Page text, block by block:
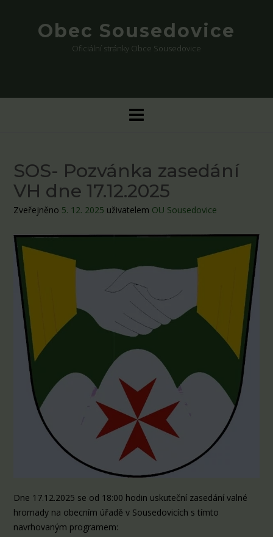
Obec Sousedovice
Oficiální stránky Obce Sousedovice
SOS- Pozvánka zasedání
VH dne 17.12.2025
Zveřejněno 5. 12. 2025 uživatelem OU Sousedovice
Dne 17.12.2025 se od 18:00 hodin uskuteční zasedání valné
hromady na obecním úřadě v Sousedovicích s tímto
navrhovaným programem: